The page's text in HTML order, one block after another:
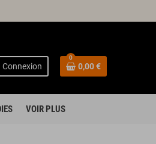
Connexion
0
0,00 €
VOIR PLUS